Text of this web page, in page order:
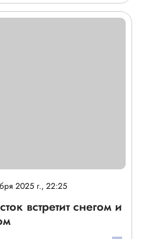
2025 г., 22:25
встретит снегом и